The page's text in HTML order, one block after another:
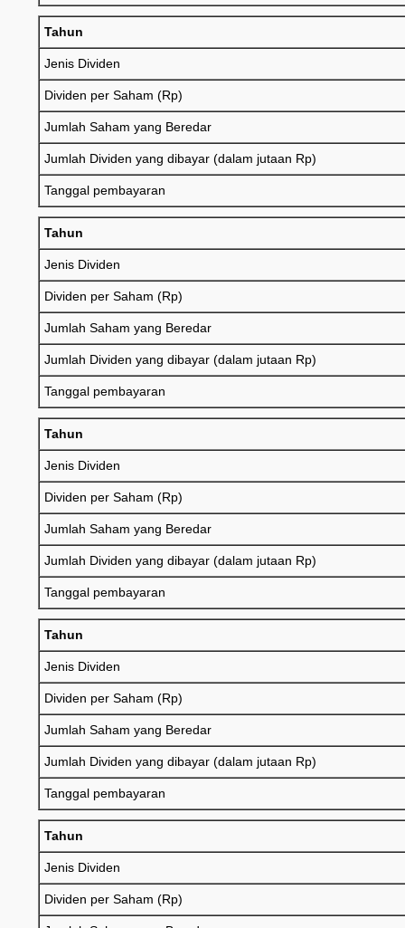
Tahun
Jenis Dividen
Dividen per Saham (Rp)
Jumlah Saham yang Beredar
Jumlah Dividen yang dibayar (dalam jutaan Rp)
Tanggal pembayaran
Tahun
Jenis Dividen
Dividen per Saham (Rp)
Jumlah Saham yang Beredar
Jumlah Dividen yang dibayar (dalam jutaan Rp)
Tanggal pembayaran
Tahun
Jenis Dividen
Dividen per Saham (Rp)
Jumlah Saham yang Beredar
Jumlah Dividen yang dibayar (dalam jutaan Rp)
Tanggal pembayaran
Tahun
Jenis Dividen
Dividen per Saham (Rp)
Jumlah Saham yang Beredar
Jumlah Dividen yang dibayar (dalam jutaan Rp)
Tanggal pembayaran
Tahun
Jenis Dividen
Dividen per Saham (Rp)